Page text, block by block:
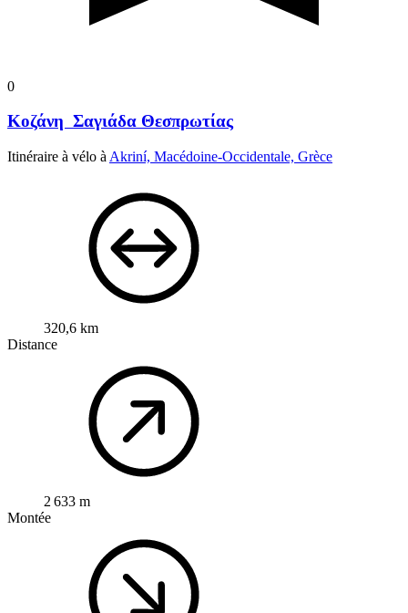
0
Κοζάνη Σαγιάδα Θεσπρωτίας
Itinéraire à vélo à Akriní, Macédoine-Occidentale, Grèce
320,6 km
Distance
2 633 m
Montée